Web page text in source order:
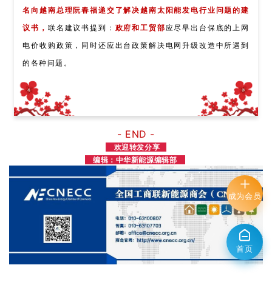
名向越南总理阮春福递交了解决越南太阳能发电行业问题的建
议书， 联名建议书提到： 政府和工贸部应尽早出台保底的上网
电价收购政策，同时还应出台政策解决电网升级改造中所遇到
的各种问题。
- END -
欢迎转发分享
编辑：中华新能源编辑部
成为会员
首页